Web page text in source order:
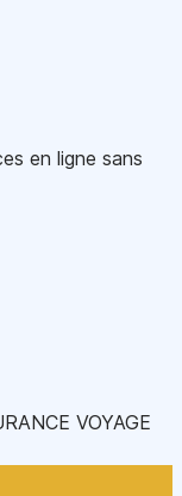
en ligne sans
VOYAGE